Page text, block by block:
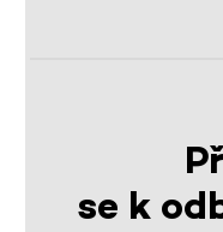
se k